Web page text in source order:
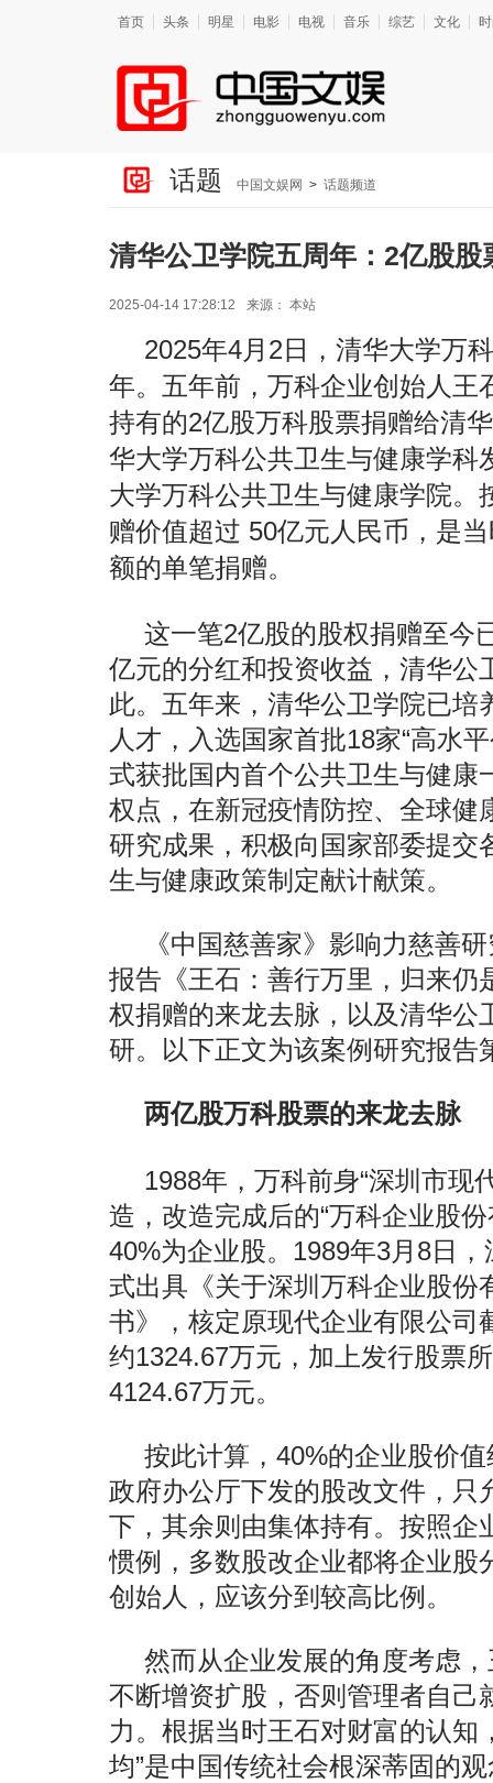
首页 头条 明星 电影 电视 音乐 综艺 文化
话题 中国文娱网 > 话题频道
清华公卫学院五周年：2亿股股
2025-04-14 17:28:12 来源： 本站
2025年4月2日，清华大学万
年。五年前，万科企业创始人王
持有的2亿股万科股票捐赠给清
华大学万科公共卫生与健康学科
大学万科公共卫生与健康学院。
赠价值超过 50亿元人民币，是
额的单笔捐赠。
这一笔2亿股的股权捐赠至今
亿元的分红和投资收益，清华公
此。五年来，清华公卫学院已
人才，入选国家首批18家“高水
式获批国内首个公共卫生与健康
权点，在新冠疫情防控、全球健
研究成果，积极向国家部委提交
生与健康政策制定献计献策。
《中国慈善家》影响力慈善
报告《王石：善行万里，归来仍
权捐赠的来龙去脉，以及清华公
研。以下正文为该案例研究报告
两亿股万科股票的来龙去脉
1988年，万科前身“深圳市现
造，改造完成后的“万科企业股
40%为企业股。1989年3月8日
式出具《关于深圳万科企业股份
书》，核定原现代企业有限公司
约1324.67万元，加上发行股票
4124.67万元。
按此计算，40%的企业股价
政府办公厅下发的股改文件，只
下，其余则由集体持有。按照企
惯例，多数股改企业都将企业股
创始人，应该分到较高比例。
然而从企业发展的角度考虑
不断增资扩股，否则管理者自己
力。根据当时王石对财富的认知
均”是中国传统社会根深蒂固的